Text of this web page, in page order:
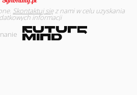
Skontaktuj sięz nami w celu uzyskania
informacji